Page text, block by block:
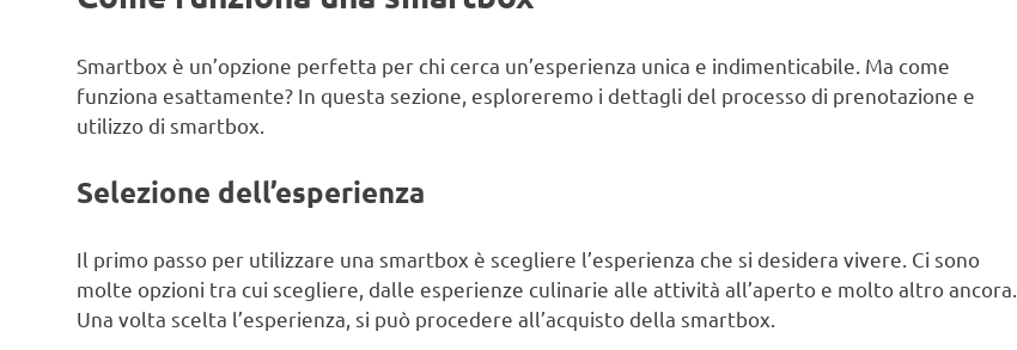
Smartbox è un’opzione perfetta per chi cerca un’esperienza unica e indimenticabile. Ma come
funziona esattamente? In questa sezione, esploreremo i dettagli del processo di prenotazione e
utilizzo di smartbox.
Selezione dell’esperienza
Il primo passo per utilizzare una smartbox è scegliere l’esperienza che si desidera vivere. Ci sono
molte opzioni tra cui scegliere, dalle esperienze culinarie alle attività all’aperto e molto altro ancora.
Una volta scelta l’esperienza, si può procedere all’acquisto della smartbox.